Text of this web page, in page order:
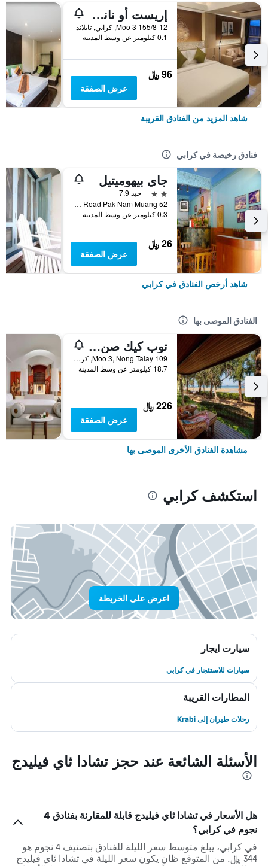
إريست أو نانج كرابي - هوستل
155/8-12 Moo 3, كرابي, تايلاند
0.1 كيلومتر عن وسط المدينة
96 ﷼
عرض الصفقة
شاهد المزيد من الفنادق القريبة
فنادق رخيصة في كرابي
جاي بيهوميتيل
2 نجمتين
جيد 7.9
52 Soi 5 Maharat Road Pak Nam Muang, كرابي, تايلاند
0.3 كيلومتر عن وسط المدينة
26 ﷼
عرض الصفقة
شاهد أرخص الفنادق في كرابي
الفنادق الموصى بها
توب كيك صن سيت بيتش ريزورت
109 Moo 3, Nong Talay, كرابي, تايلاند
18.7 كيلومتر عن وسط المدينة
226 ﷼
عرض الصفقة
مشاهدة الفنادق الأخرى الموصى بها
استكشف كرابي
اعرض على الخريطة
سيارت ايجار
سيارات للاستئجار في كرابي
المطارات القريبة
رحلات طيران إلى Krabi
الأسئلة الشائعة عند حجز تشادا ثاي فيليدج
هل الأسعار في تشادا ثاي فيليدج قابلة للمقارنة بفنادق 4
نجوم في كرابي؟
في كرابي، يبلغ متوسط ​​سعر الليلة للفنادق بتصنيف 4 نجوم هو
344 ﷼. من المتوقع ظان يكون سعر الليلة في تشادا ثاي فيليدج